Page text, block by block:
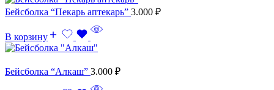
Бейсболка “Пекарь аптекарь” 3.000 ₽
В корзину
Бейсболка “Алкаш” 3.000 ₽